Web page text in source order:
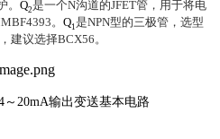
。 Q2是一个N沟道的JFET管，用于将电
。 Q1 是NPN型的三极管，选型
建议选择BCX56 。
～20mA输出变送基本电路